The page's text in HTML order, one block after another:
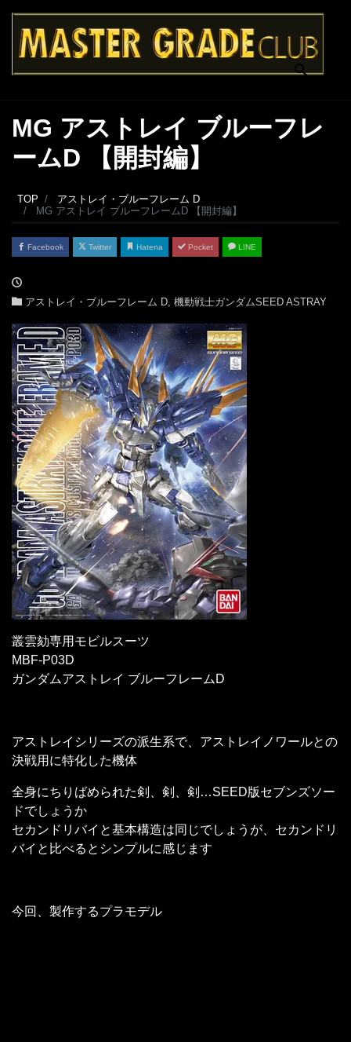
MG アストレイ ブルーフレ
ームD 【開封編】
TOP
アストレイ・ブルーフレーム D
MG アストレイ ブルーフレームD 【開封編】
Facebook Twitter Hatena Pocket LINE
アストレイ・ブルーフレーム D, 機動戦士ガンダムSEED ASTRAY
叢雲劾専用モビルスーツ
MBF-P03D
ガンダムアストレイ ブルーフレームD
アストレイシリーズの派生系で、アストレイノワールとの
決戦用に特化した機体
全身にちりばめられた剣、剣、剣…SEED版セブンズソー
ドでしょうか
セカンドリバイと基本構造は同じでしょうが、セカンドリ
バイと比べるとシンプルに感じます
今回、製作するプラモデル